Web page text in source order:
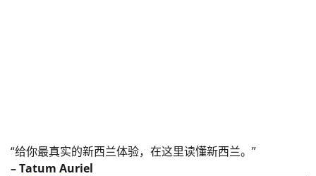
“给你最真实的新西兰体验，在这里读懂新西兰。”
– Tatum Auriel